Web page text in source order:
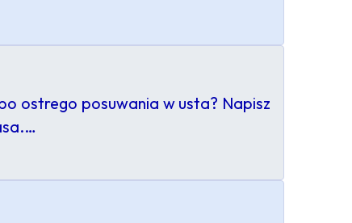
ostrego posuwania w usta? Napisz